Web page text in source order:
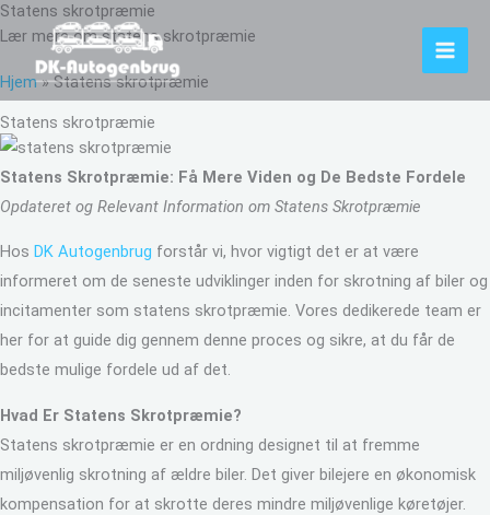
Gå
til
indholdet
Statens skrotpræmie
Lær mere om statens skrotpræmie
Hjem»Statens skrotpræmie
Statens skrotpræmie
Statens Skrotpræmie: Få Mere Viden og De Bedste Fordele
Opdateret og Relevant Information om Statens Skrotpræmie
Hos DK Autogenbrug forstår vi, hvor vigtigt det er at være
informeret om de seneste udviklinger inden for skrotning af biler og
incitamenter som statens skrotpræmie. Vores dedikerede team er
her for at guide dig gennem denne proces og sikre, at du får de
bedste mulige fordele ud af det.
Hvad Er Statens Skrotpræmie?
Statens skrotpræmie er en ordning designet til at fremme
miljøvenlig skrotning af ældre biler. Det giver bilejere en økonomisk
kompensation for at skrotte deres mindre miljøvenlige køretøjer.